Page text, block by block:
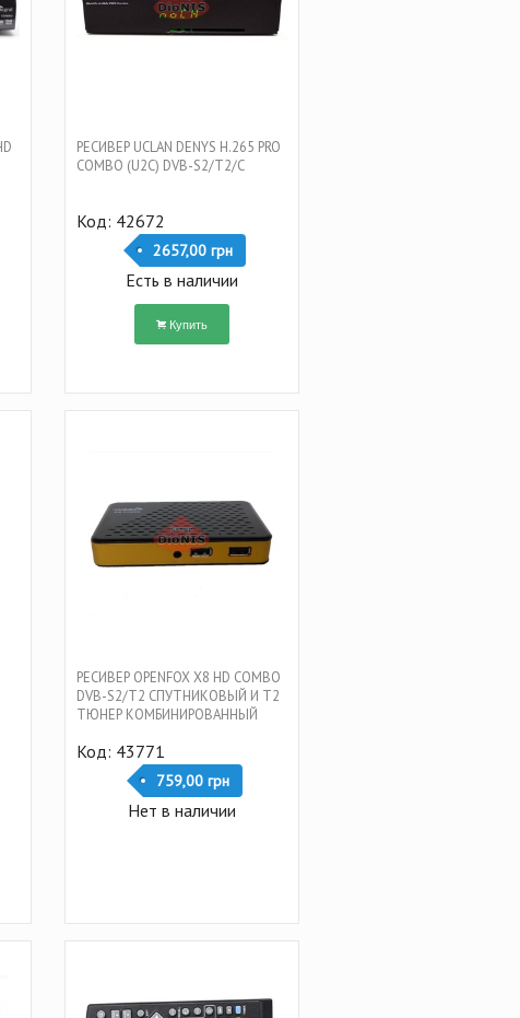
РЕСИВЕР UCLAN DENYS H.265 PRO
COMBO (U2C) DVB-S2/T2/C
Код: 42672
2657,00 грн
Есть в наличии
Купить
РЕСИВЕР OPENFOX X8 HD COMBO
DVB-S2/T2 СПУТНИКОВЫЙ И Т2
ТЮНЕР КОМБИНИРОВАННЫЙ
Код: 43771
759,00 грн
Нет в наличии